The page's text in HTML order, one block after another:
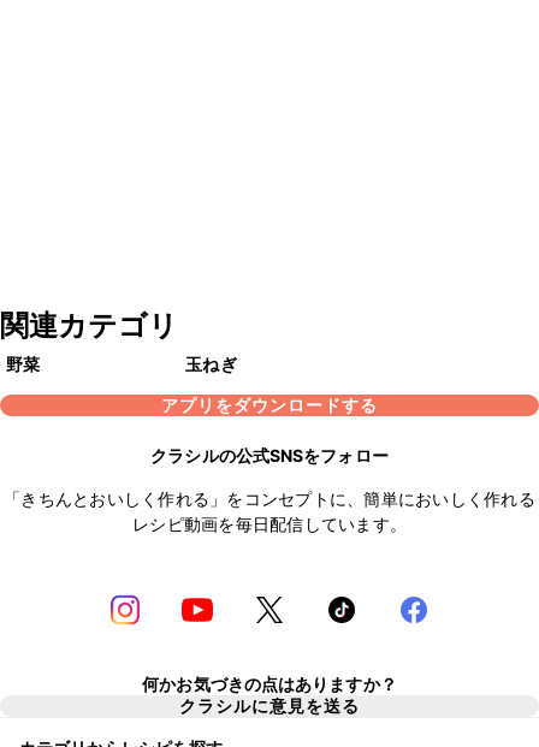
関連カテゴリ
野菜
玉ねぎ
アプリをダウンロードする
クラシルの公式SNSをフォロー
「きちんとおいしく作れる」をコンセプトに、簡単においしく作れる
レシピ動画を毎日配信しています。
何かお気づきの点はありますか？
クラシルに意見を送る